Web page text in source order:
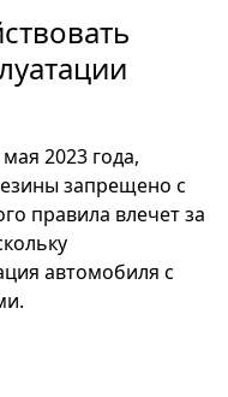
2023 года,
запрещено с
правила влечет за
автомобиля с